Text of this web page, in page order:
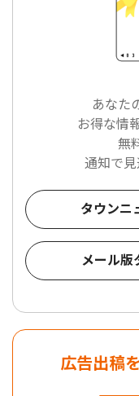
あなた
お得な情
無
通知で見
タウンニ
メール版
広告出稿